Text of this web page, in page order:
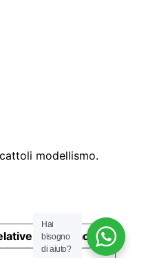
modellismo.
Hai
bisogno
di aiuto?
alla privacy